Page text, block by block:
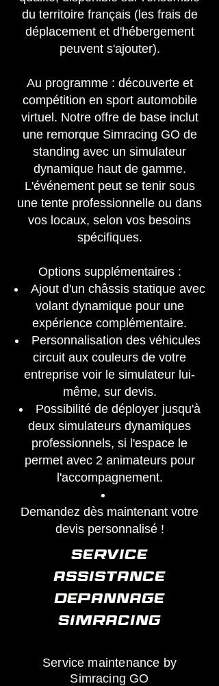
du territoire français (les frais de
déplacement et d'hébergement
peuvent s'ajouter).
Au programme : découverte et
compétition en sport automobile
virtuel. Notre offre de base inclut
une remorque Simracing GO de
standing avec un simulateur
dynamique haut de gamme.
L'événement peut se tenir sous
une tente professionnelle ou dans
vos locaux, selon vos besoins
spécifiques.
Options supplémentaires :
Ajout d'un châssis statique avec
volant dynamique pour une
expérience complémentaire.
Personnalisation des véhicules
circuit aux couleurs de votre
entreprise voir le simulateur lui-
même, sur devis.
Possibilité de déployer jusqu'à
deux simulateurs dynamiques
professionnels, si l'espace le
permet avec 2 animateurs pour
l'accompagnement.
Demandez dès maintenant votre
devis personnalisé !
SERVICE
ASSISTANCE
DEPANNAGE
SIMRACING
Service maintenance by
Simracing GO